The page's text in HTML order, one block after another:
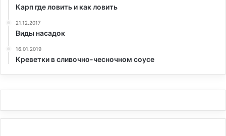
Карп где ловить и как ловить
21.12.2017
Виды насадок
16.01.2019
Креветки в сливочно-чесночном соусе